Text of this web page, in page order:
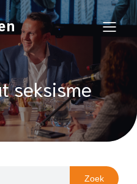
seksisme
Zoek